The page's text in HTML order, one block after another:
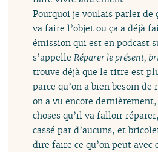
Pourquoi je voulais parler de
va faire l’objet ou ça a déjà
émission qui est en podcast
s’appelleRéparer le présent,
trouve déjà que le titre est
parce qu’on a bien besoin
on a vu encore
choses qu’il va falloir
cassé par d’aucuns, et
dire faire ce qu’on peut avec